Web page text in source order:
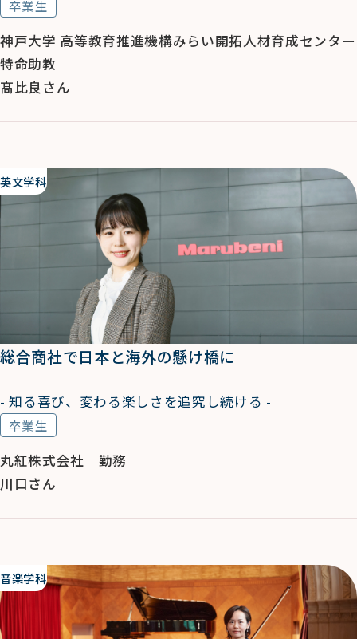
卒業生
神戸大学 高等教育推進機構みらい開拓人材育成センター
特命助教
髙比良さん
英文学科
総合商社で日本と海外の懸け橋に
- 知る喜び、変わる楽しさを追究し続ける -
卒業生
丸紅株式会社 勤務
川口さん
音楽学科